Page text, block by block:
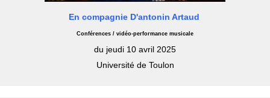
En compagnie D'antonin Artaud
Conférences / vidéo-performance musicale
du jeudi 10 avril 2025
Université de Toulon